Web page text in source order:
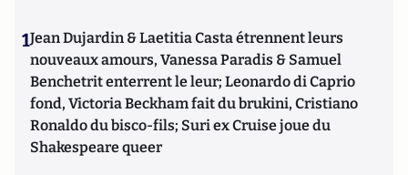
1Jean Dujardin & Laetitia Casta étrennent leurs
nouveaux amours, Vanessa Paradis & Samuel
Benchetrit enterrent le leur; Leonardo di Caprio
fond, Victoria Beckham fait du brukini, Cristiano
Ronaldo du bisco-fils; Suri ex Cruise joue du
Shakespeare queer